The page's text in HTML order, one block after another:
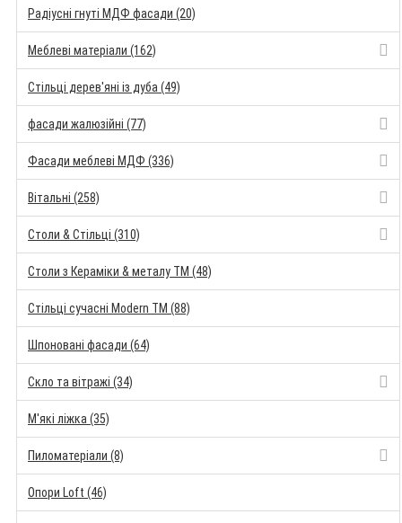
Радіусні гнуті МДФ фасади (20)
Меблеві матеріали (162)
Стільці дерев'яні із дуба (49)
фасади жалюзійні (77)
Фасади меблеві МДФ (336)
Вітальні (258)
Столи & Стільці (310)
Столи з Кераміки & металу TM (48)
Стільці сучасні Modern TM (88)
Шпоновані фасади (64)
Скло та вітражі (34)
М'які ліжка (35)
Пиломатеріали (8)
Опори Loft (46)